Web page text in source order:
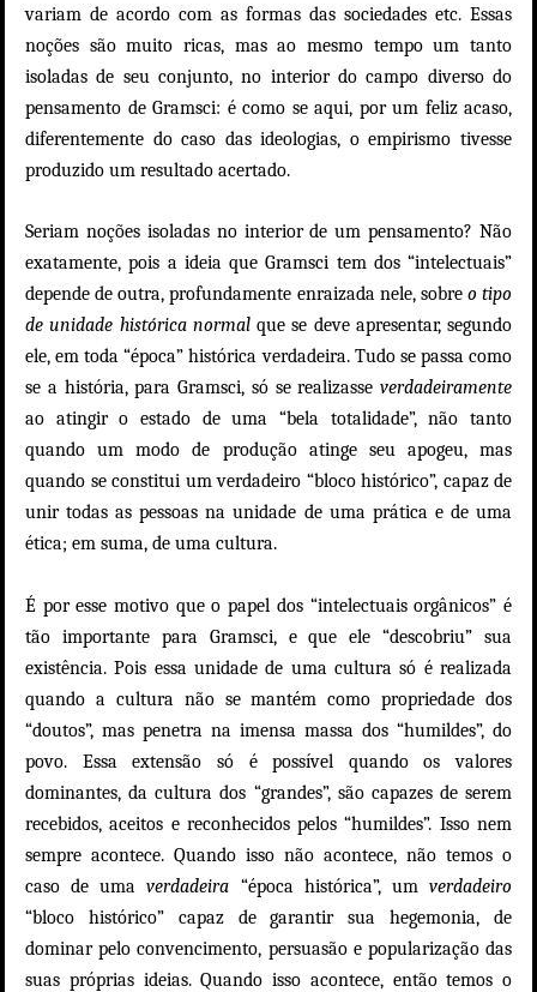
variam de acordo com as formas das sociedades etc. Essas
noções são muito ricas, mas ao mesmo tempo um tanto
isoladas de seu conjunto, no interior do campo diverso do
pensamento de Gramsci: é como se aqui, por um feliz acaso,
diferentemente do caso das ideologias, o empirismo tivesse
produzido um resultado acertado.
Seriam noções isoladas no interior de um pensamento? Não
exatamente, pois a ideia que Gramsci tem dos “intelectuais”
depende de outra, profundamente enraizada nele, sobre o tipo
de unidade histórica normal que se deve apresentar, segundo
ele, em toda “época” histórica verdadeira. Tudo se passa como
se a história, para Gramsci, só se realizasse verdadeiramente
ao atingir o estado de uma “bela totalidade”, não tanto
quando um modo de produção atinge seu apogeu, mas
quando se constitui um verdadeiro “bloco histórico”, capaz de
unir todas as pessoas na unidade de uma prática e de uma
ética; em suma, de uma cultura.
É por esse motivo que o papel dos “intelectuais orgânicos” é
tão importante para Gramsci, e que ele “descobriu” sua
existência. Pois essa unidade de uma cultura só é realizada
quando a cultura não se mantém como propriedade dos
“doutos”, mas penetra na imensa massa dos “humildes”, do
povo. Essa extensão só é possível quando os valores
dominantes, da cultura dos “grandes”, são capazes de serem
recebidos, aceitos e reconhecidos pelos “humildes”. Isso nem
sempre acontece. Quando isso não acontece, não temos o
caso de umaverdadeira “época histórica”, umverdadeiro
“bloco histórico” capaz de garantir sua hegemonia, de
dominar pelo convencimento, persuasão e popularização das
suas próprias ideias. Quando isso acontece, então temos o